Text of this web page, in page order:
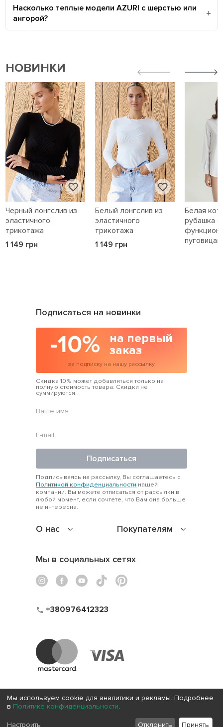
Насколько теплые модели AZURI с шерстью или
ангорой?
НОВИНКИ
Черный лонгслив из
эластичного
трикотажа
1 149 грн
Белый лонгслив из
эластичного
трикотажа
1 149 грн
Белая
рубашка с
О нас Покупателям
Подписаться на новинки
-10%
на первый
заказ
за подписку на нашу рассылку
Скидка 10% может добавляться только на
полную стоимость товара. Скидки не
суммируются.
Подписаться
Подписываясь на рассылку, Вы соглашаетесь с
Политикой конфиденциальности нашей
компании. Вы можете отписаться от рассылки в
любой момент, если сочтете, что Вам она больше
не интересна.
Мы в социальных сетях
+380976412323
Мы используем cookie для аналитики и рекламы. Подробнее
в Политике конфиденциальности.
Настроить Отклонить Принять